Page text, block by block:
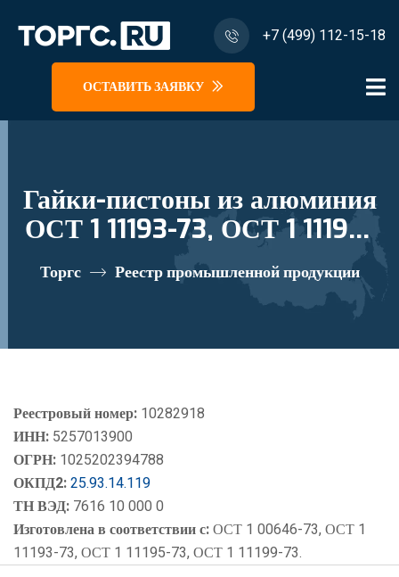
+7 (499) 112-15-18
ОСТАВИТЬ ЗАЯВКУ
Гайки-пистоны из алюминия
ОСТ 1 11193-73, ОСТ 1 11195-
73, ОСТ 1 11199-73.
реестровый номер 10282918
Торгс Реестр промышленной продукции
Реестровый номер: 10282918
ИНН: 5257013900
ОГРН: 1025202394788
ОКПД2:25.93.14.119
ТН ВЭД: 7616 10 000 0
Изготовлена в соответствии с:ОСТ 1 00646-73, ОСТ 1
11193-73, ОСТ 1 11195-73, ОСТ 1 11199-73.